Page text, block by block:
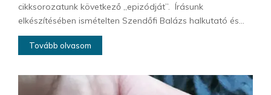
cikksorozatunk következő „epizódját”. Írásunk
elkészítésében ismételten Szendőfi Balázs halkutató és...
Tovább olvasom